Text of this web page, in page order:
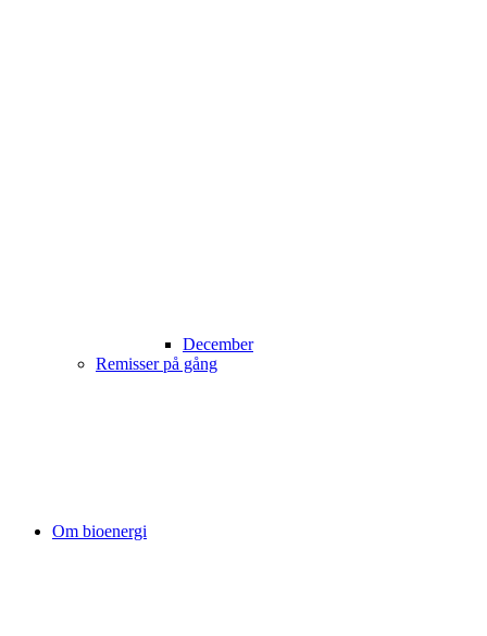
December
Remisser på gång
Om bioenergi